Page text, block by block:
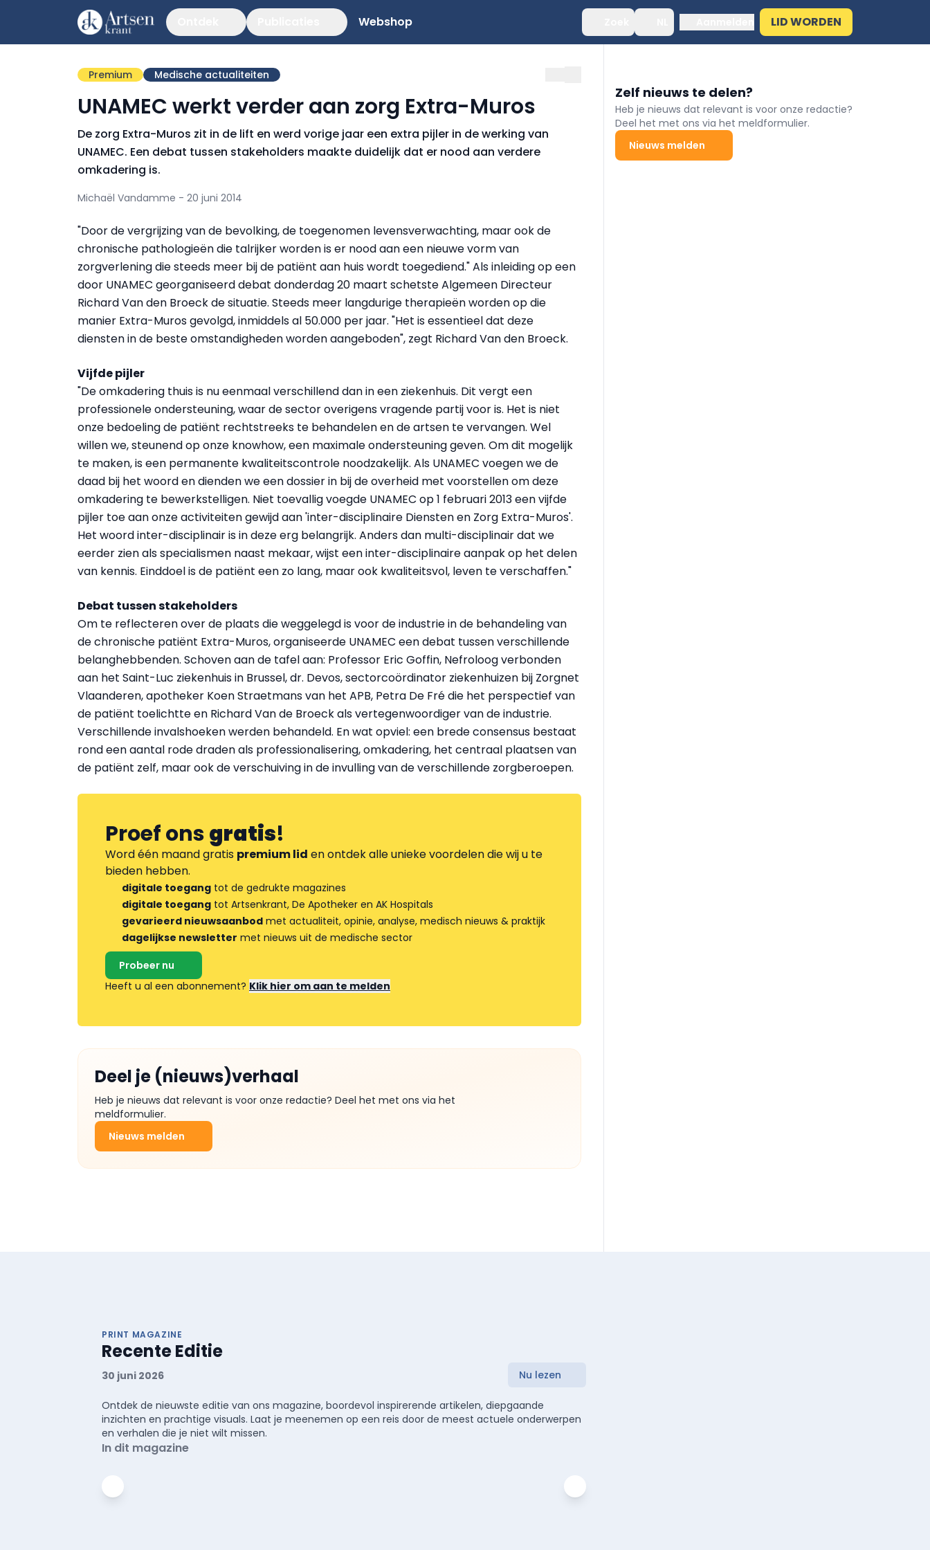
Webshop LID WORDEN
Premium Medische actualiteiten
UNAMEC werkt verder aan zorg Extra-Muros
De zorg Extra-Muros zit in de lift en werd vorige jaar een extra pijler in de werking van
UNAMEC. Een debat tussen stakeholders maakte duidelijk dat er nood aan verdere
omkadering is.
Michaël Vandamme - 20 juni 2014
"Door de vergrijzing van de bevolking, de toegenomen levensverwachting, maar ook de
chronische pathologieën die talrijker worden is er nood aan een nieuwe vorm van
zorgverlening die steeds meer bij de patiënt aan huis wordt toegediend." Als inleiding op een
door UNAMEC georganiseerd debat donderdag 20 maart schetste Algemeen Directeur
Richard Van den Broeck de situatie. Steeds meer langdurige therapieën worden op die
manier Extra-Muros gevolgd, inmiddels al 50.000 per jaar. "Het is essentieel dat deze
diensten in de beste omstandigheden worden aangeboden", zegt Richard Van den Broeck.
Vijfde pijler
"De omkadering thuis is nu eenmaal verschillend dan in een ziekenhuis. Dit vergt een
professionele ondersteuning, waar de sector overigens vragende partij voor is. Het is niet
onze bedoeling de patiënt rechtstreeks te behandelen en de artsen te vervangen. Wel
willen we, steunend op onze knowhow, een maximale ondersteuning geven. Om dit mogelijk
te maken, is een permanente kwaliteitscontrole noodzakelijk. Als UNAMEC voegen we de
daad bij het woord en dienden we een dossier in bij de overheid met voorstellen om deze
omkadering te bewerkstelligen. Niet toevallig voegde UNAMEC op 1 februari 2013 een vijfde
pijler toe aan onze activiteiten gewijd aan 'inter-disciplinaire Diensten en Zorg Extra-Muros'.
Het woord inter-disciplinair is in deze erg belangrijk. Anders dan multi-disciplinair dat we
eerder zien als specialismen naast mekaar, wijst een inter-disciplinaire aanpak op het delen
van kennis. Einddoel is de patiënt een zo lang, maar ook kwaliteitsvol, leven te verschaffen."
Debat tussen stakeholders
Om te reflecteren over de plaats die weggelegd is voor de industrie in de behandeling van
de chronische patiënt Extra-Muros, organiseerde UNAMEC een debat tussen verschillende
belanghebbenden. Schoven aan de tafel aan: Professor Eric Goffin, Nefroloog verbonden
aan het Saint-Luc ziekenhuis in Brussel, dr. Devos, sectorcoördinator ziekenhuizen bij Zorgnet
Vlaanderen, apotheker Koen Straetmans van het APB, Petra De Fré die het perspectief van
de patiënt toelichtte en Richard Van de Broeck als vertegenwoordiger van de industrie.
Verschillende invalshoeken werden behandeld. En wat opviel: een brede consensus bestaat
rond een aantal rode draden als professionalisering, omkadering, het centraal plaatsen van
de patiënt zelf, maar ook de verschuiving in de invulling van de verschillende zorgberoepen.
Proef onsgratis!
Word één maand gratis premium lid en ontdek alle unieke voordelen die wij u te
bieden hebben.
digitale toegang tot de gedrukte magazines
digitale toegang tot Artsenkrant, De Apotheker en AK Hospitals
gevarieerd nieuwsaanbod met actualiteit, opinie, analyse, medisch nieuws & praktijk
dagelijkse newsletter met nieuws uit de medische sector
Probeer nu
Heeft u al een abonnement? Klik hier om aan te melden
Deel je (nieuws)verhaal
Heb je nieuws dat relevant is voor onze redactie? Deel het met ons via het
meldformulier.
Nieuws melden
Zelf nieuws te delen?
Heb je nieuws dat relevant is voor onze redactie?
Deel het met ons via het meldformulier.
Nieuws melden
PRINT MAGAZINE
Recente Editie
30 juni 2026 Nu lezen
Ontdek de nieuwste editie van ons magazine, boordevol inspirerende artikelen, diepgaande
inzichten en prachtige visuals. Laat je meenemen op een reis door de meest actuele onderwerpen
en verhalen die je niet wilt missen.
In dit magazine